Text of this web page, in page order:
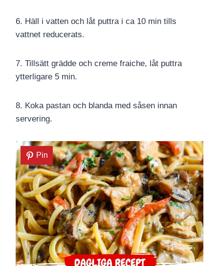
6. Häll i vatten och låt puttra i ca 10 min tills
vattnet reducerats.
7. Tillsätt grädde och creme fraiche, låt puttra
ytterligare 5 min.
8. Koka pastan och blanda med såsen innan
servering.
Pin